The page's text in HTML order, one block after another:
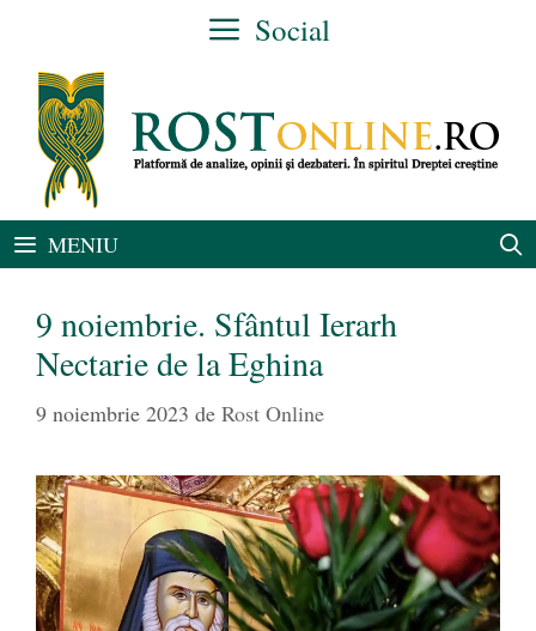
conținut
Social
MENIU
9 noiembrie. Sfântul Ierarh
Nectarie de la Eghina
9 noiembrie 2023 de Rost Online